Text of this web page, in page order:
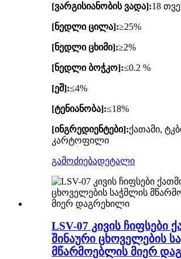
[ვარგისიანობის ვადა]:18 თვე
[ნედლი ცილა]:≥25%
[ნედლი ცხიმი]:≥2%
[ნედლი ბოჭკო]:≤0.2 %
[ეშ]:≤4%
[ტენიანობა]:≤18%
[ინგრედიენტები]:ქათამი,
კარტოფილი
გამოძიებადეტალი
LSV-07 კივის ჩიფსები
შინაური ცხოველების
მწარმოებლის მიერ